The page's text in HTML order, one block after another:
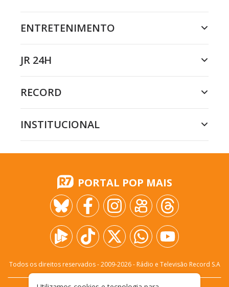
ENTRETENIMENTO
JR 24H
RECORD
INSTITUCIONAL
PORTAL POP MAIS
Todos os direitos reservados - 2009-2026- Rádio e Televisão Record S.A